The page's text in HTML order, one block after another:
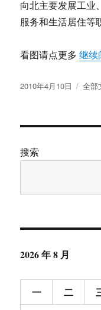
向北主要发展工业
服务和生活居住等
看图请点更多继续
发
2010年4月10日
分
全部
搜索
2026 年 8 月
一 二